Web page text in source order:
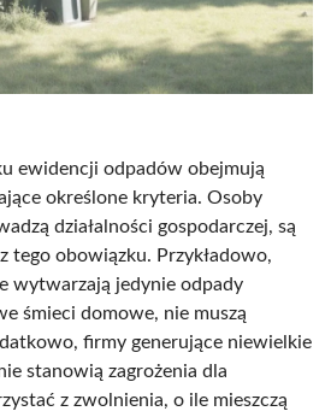
ewidencji odpadów obejmują
określone kryteria. Osoby
działalności gospodarczej, są
tego obowiązku. Przykładowo,
wytwarzają jedynie odpady
śmieci domowe, nie muszą
firmy generujące niewielkie
stanowią zagrożenia dla
z zwolnienia, o ile mieszczą